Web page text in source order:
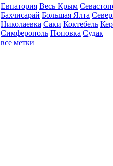
Евпатория Весь Крым
Бахчисарай Большая Ялта
Николаевка Саки Коктебель
Симферополь Поповка Судак
все метки